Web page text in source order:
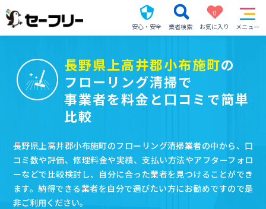
安心・安全 業者検索
0
お気に入り
メニュー
長野県上高井郡小布施町の
フローリング清掃で
事業者を料金と口コミで簡単
比較
長野県上高井郡小布施町のフローリング清掃業者の中から、口
コミ数や評価、修理料金や実績、支払い方法やアフターフォロ
ーなどで比較検討し、自分に合った業者を見つけることができ
ます。納得できる業者を自分で選びたい方にお勧めですので是
非ご利用ください。